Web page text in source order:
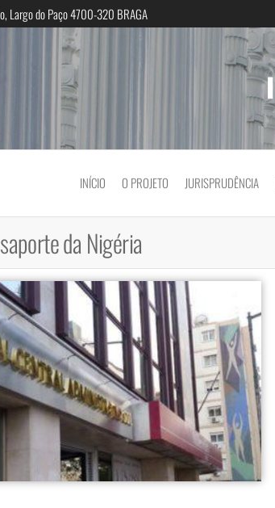
Largo do Paço 4700-320 BRAGA
INÍCIO O PROJETO JURISPRUDÊNCIA
da Nigéria